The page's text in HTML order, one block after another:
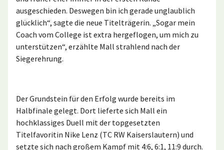
ausgeschieden. Deswegen bin ich gerade unglaublich
glücklich“, sagte die neue Titelträgerin. „Sogar mein
Coach vom College ist extra hergeflogen, um mich zu
unterstützen“, erzählte Mall strahlend nach der
Siegerehrung.
Der Grundstein für den Erfolg wurde bereits im
Halbfinale gelegt. Dort lieferte sich Mall ein
hochklassiges Duell mit der topgesetzten
Titelfavoritin Nike Lenz (TC RW Kaiserslautern) und
setzte sich nach großem Kampf mit 4:6, 6:1, 11:9 durch.